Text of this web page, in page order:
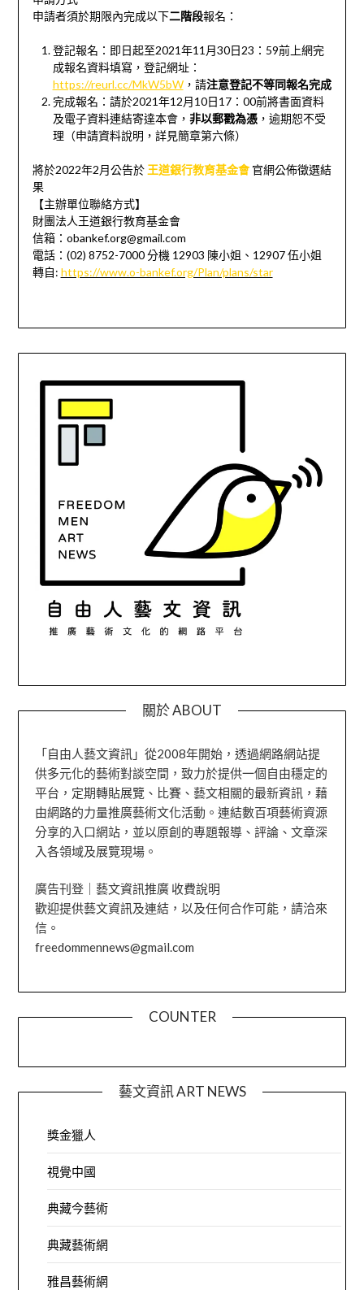
申請者須於期限內完成以下二階段報名：
登記報名：即日起至2021年11月30日23：59前上網完
成報名資料填寫，登記網址：
https://reurl.cc/MkW5bW，請注意登記不等同報名完成
完成報名：請於2021年12月10日17：00前將書面資料
及電子資料連結寄達本會， 非以郵戳為憑，逾期恕不受
理（申請資料說明，詳見簡章第六條）
將於2022年2月公告於王道銀行教育基金會 官網公佈徵選結
果
【主辦單位聯絡方式】
財團法人王道銀行教育基金會
信箱：obankef.org@gmail.com
電話：(02) 8752-7000 分機 12903 陳小姐、12907 伍小姐
轉自: https://www.o-bankef.org/Plan/plans/star
關於 ABOUT
「自由人藝文資訊」從2008年開始，透過網路網站提
供多元化的藝術對談空間，致力於提供一個自由穩定的
平台，定期轉貼展覽、比賽、藝文相關的最新資訊，藉
由網路的力量推廣藝術文化活動。連結數百項藝術資源
分享的入口網站，並以原創的專題報導、評論、文章深
入各領域及展覽現場。
廣告刊登｜藝文資訊推廣 收費說明
歡迎提供藝文資訊及連結，以及任何合作可能，請洽來
信。
freedommennews@gmail.com
COUNTER
藝文資訊 ART NEWS
獎金獵人
視覺中國
典藏今藝術
典藏藝術網
雅昌藝術網